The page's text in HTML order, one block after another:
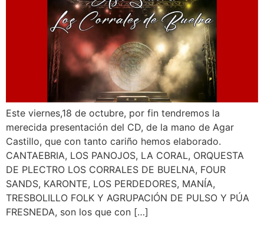
Este viernes,18 de octubre, por fin tendremos la
merecida presentación del CD, de la mano de Agar
Castillo, que con tanto cariño hemos elaborado.
CANTAEBRIA, LOS PANOJOS, LA CORAL, ORQUESTA
DE PLECTRO LOS CORRALES DE BUELNA, FOUR
SANDS, KARONTE, LOS PERDEDORES, MANÍA,
TRESBOLILLO FOLK Y AGRUPACIÓN DE PULSO Y PÚA
FRESNEDA, son los que con […]